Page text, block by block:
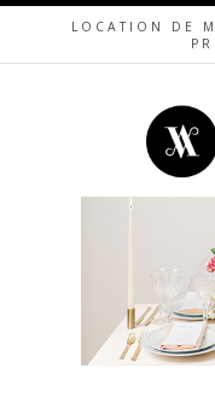
LOCATION DE